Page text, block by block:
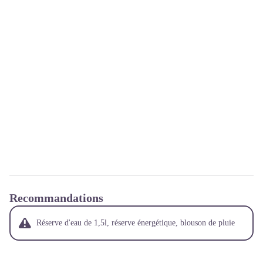
Recommandations
Réserve d'eau de 1,5l, réserve énergétique, blouson de pluie